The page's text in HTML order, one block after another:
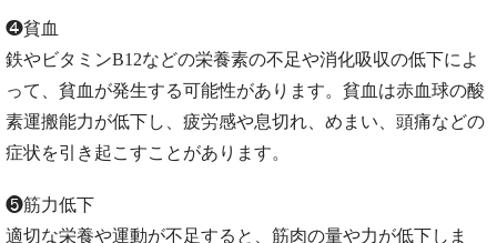
❹貧血
鉄やビタミンB12などの栄養素の不足や消化吸収の低下によ
って、貧血が発生する可能性があります。貧血は赤血球の酸
素運搬能力が低下し、疲労感や息切れ、めまい、頭痛などの
症状を引き起こすことがあります。
❺筋力低下
適切な栄養や運動が不足すると、筋肉の量や力が低下しま